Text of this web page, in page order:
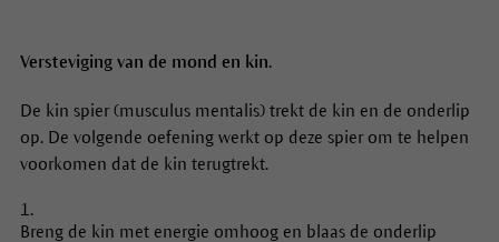
Versteviging van de mond en kin.
De kin spier (musculus mentalis) trekt de kin en de onderlip
op. De volgende oefening werkt op deze spier om te helpen
voorkomen dat de kin terugtrekt.
Breng de kin met energie omhoog en blaas de onderlip